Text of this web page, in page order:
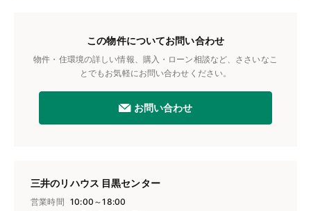
この物件についてお問い合わせ
物件・住環境の詳しい情報、購入・ローン相談など、ささいなこ
とでもお気軽にお問い合わせください。
お問い合わせ
三井のリハウス 目黒センター
営業時間 10:00～18:00